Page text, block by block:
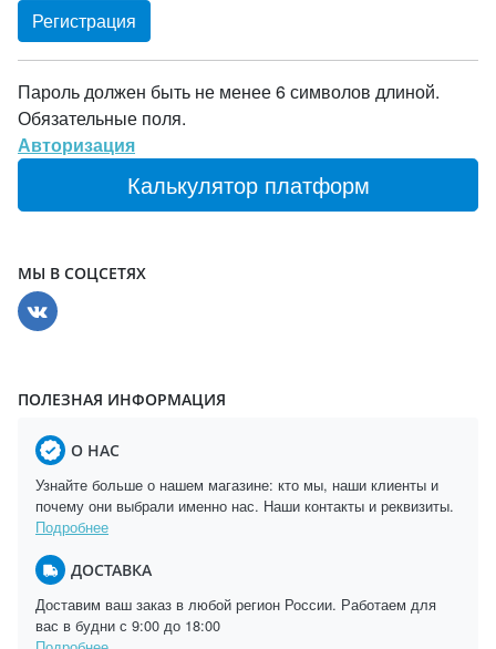
Пароль должен быть не менее 6 символов длиной.
Обязательные поля.
Авторизация
Калькулятор платформ
МЫ В СОЦСЕТЯХ
ПОЛЕЗНАЯ ИНФОРМАЦИЯ
О НАС
Узнайте больше о нашем магазине: кто мы, наши клиенты и
почему они выбрали именно нас. Наши контакты и реквизиты.
Подробнее
ДОСТАВКА
Доставим ваш заказ в любой регион России. Работаем для
вас в будни с 9:00 до 18:00